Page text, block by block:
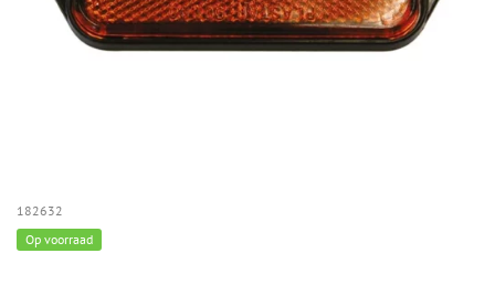
182632
Op voorraad